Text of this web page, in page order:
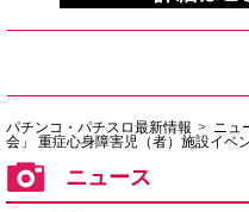
パチンコ・パチスロ最新情報 ニュ
会」 重症心身障害児（者）施設イベ
ニュース